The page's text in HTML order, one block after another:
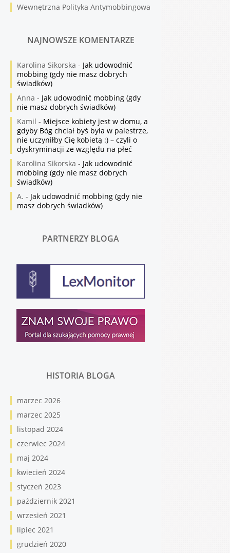
Wewnętrzna Polityka Antymobbingowa
NAJNOWSZE KOMENTARZE
Karolina Sikorska - Jak udowodnić
mobbing (gdy nie masz dobrych
świadków)
Anna - Jak udowodnić mobbing (gdy
nie masz dobrych świadków)
Kamil - Miejsce kobiety jest w domu, a
gdyby Bóg chciał byś była w palestrze,
nie uczyniłby Cię kobietą :) – czyli o
dyskryminacji ze względu na płeć
Karolina Sikorska - Jak udowodnić
mobbing (gdy nie masz dobrych
świadków)
A. - Jak udowodnić mobbing (gdy nie
masz dobrych świadków)
PARTNERZY BLOGA
HISTORIA BLOGA
marzec 2026
marzec 2025
listopad 2024
czerwiec 2024
maj 2024
kwiecień 2024
styczeń 2023
październik 2021
wrzesień 2021
lipiec 2021
grudzień 2020